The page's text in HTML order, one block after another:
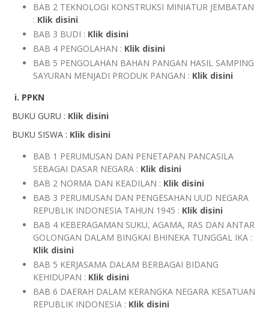
BAB 2 TEKNOLOGI KONSTRUKSI MINIATUR JEMBATAN
: Klik disini
BAB 3 BUDI : Klik disini
BAB 4 PENGOLAHAN : Klik disini
BAB 5 PENGOLAHAN BAHAN PANGAN HASIL SAMPING
SAYURAN MENJADI PRODUK PANGAN : Klik disini
i. PPKN
BUKU GURU : Klik disini
BUKU SISWA : Klik disini
BAB 1 PERUMUSAN DAN PENETAPAN PANCASILA
SEBAGAI DASAR NEGARA : Klik disini
BAB 2 NORMA DAN KEADILAN : Klik disini
BAB 3 PERUMUSAN DAN PENGESAHAN UUD NEGARA
REPUBLIK INDONESIA TAHUN 1945 : Klik disini
BAB 4 KEBERAGAMAN SUKU, AGAMA, RAS DAN ANTAR
GOLONGAN DALAM BINGKAI BHINEKA TUNGGAL IKA :
Klik disini
BAB 5 KERJASAMA DALAM BERBAGAI BIDANG
KEHIDUPAN : Klik disini
BAB 6 DAERAH DALAM KERANGKA NEGARA KESATUAN
REPUBLIK INDONESIA : Klik disini